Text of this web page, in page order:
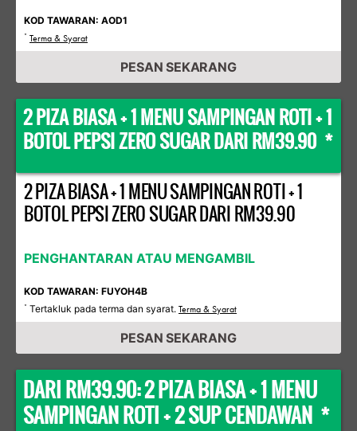
KOD TAWARAN: AOD1
* Terma & Syarat
PESAN SEKARANG
2 PIZA BIASA + 1 MENU SAMPINGAN ROTI + 1
BOTOL PEPSI ZERO SUGAR DARI RM39.90 *
2 PIZA BIASA + 1 MENU SAMPINGAN ROTI + 1
BOTOL PEPSI ZERO SUGAR DARI RM39.90
PENGHANTARAN ATAU MENGAMBIL
KOD TAWARAN: FUYOH4B
* Tertakluk pada terma dan syarat. Terma & Syarat
PESAN SEKARANG
DARI RM39.90: 2 PIZA BIASA + 1 MENU
SAMPINGAN ROTI + 2 SUP CENDAWAN *